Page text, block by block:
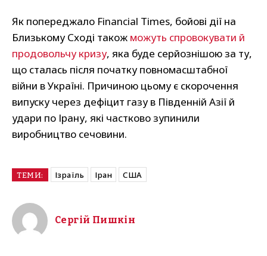
Як попереджало Financial Times, бойові дії на
Близькому Сході також можуть спровокувати й
продовольчу кризу, яка буде серйознішою за ту,
що сталась після початку повномасштабної
війни в Україні. Причиною цьому є скорочення
випуску через дефіцит газу в Південній Азії й
удари по Ірану, які частково зупинили
виробництво сечовини.
ТЕМИ: Ізраїль Іран США
Сергій Пишкін